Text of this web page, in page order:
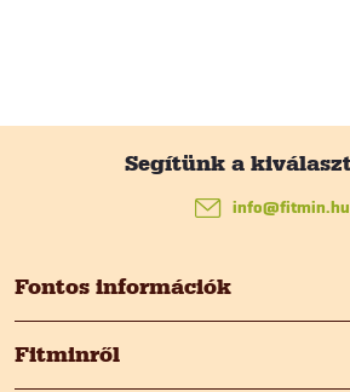
bFontos információk
Fitminről
info@fitmin.hu